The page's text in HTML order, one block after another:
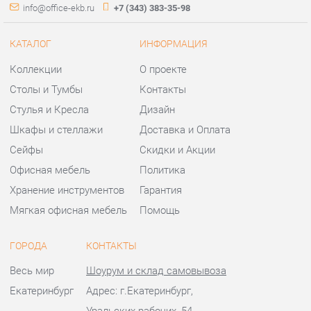
Офисная мебель
Мягкая офисная мебель
Политика
Помощь
ГОРОДА
Весь мир
Екатеринбург
КОНТАКТЫ
Шоурум и склад самовывоза
Адрес: г.Екатеринбург,
Уральских рабочих, 54
Телефон: +7 (343) 383-35-98
Часы работы:
Отправить сообщение
© 2009-2026 Офисная мебель Екатеринбург